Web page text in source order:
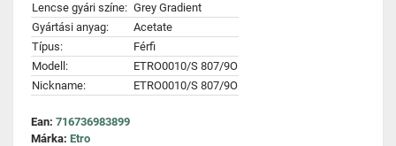
Lencse gyári színe: Grey Gradient
Gyártási anyag:
Acetate
Típus:
Férfi
Modell:
ETRO0010/S 807/9O
Nickname:
ETRO0010/S 807/9O
Ean: 716736983899
Márka: Etro